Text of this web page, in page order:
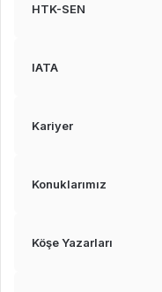
HTK-SEN
IATA
Kariyer
Konuklarımız
Köşe Yazarları